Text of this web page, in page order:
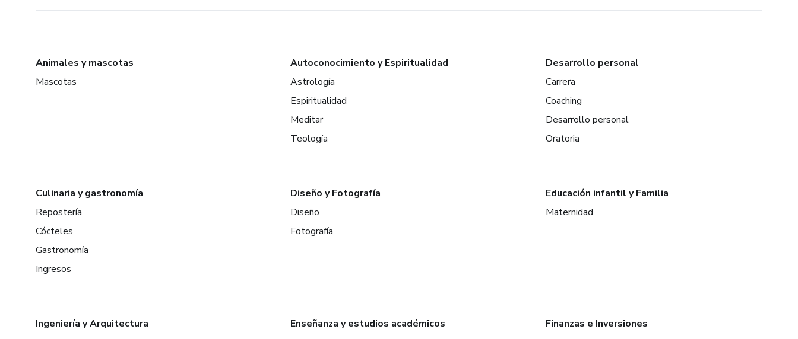
Animales y mascotas
Mascotas
Autoconocimiento y Espiritualidad
Astrología
Espiritualidad
Meditar
Teología
Desarrollo personal
Carrera
Coaching
Desarrollo personal
Oratoria
Culinaria y gastronomía
Repostería
Cócteles
Gastronomía
Ingresos
Diseño y Fotografía
Diseño
Fotografía
Educación infantil y Familia
Maternidad
Ingeniería y Arquitectura
Enseñanza y estudios académicos
Finanzas e Inversiones